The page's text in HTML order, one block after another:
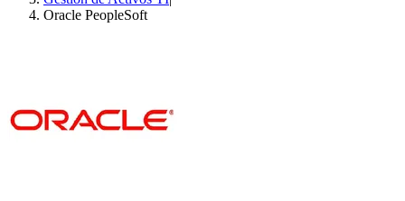
Oracle PeopleSoft